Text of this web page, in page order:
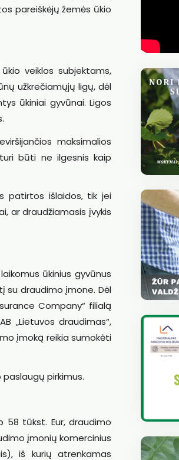
pareiškėjų žemės ūkio
veiklos subjektams,
užkrečiamųjų ligų, dėl
ūkiniai gyvūnai. Ligos
maksimalios
būti ne ilgesnis kaip
patirtos išlaidos, tik jei
ar draudžiamasis įvykis
ūkinius gyvūnus
su draudimo įmone. Dėl
Company“ filialą
„Lietuvos draudimas“,
įmoką reikia sumokėti
pirkimus.
58 tūkst. Eur, draudimo
įmonių komercinius
iš kurių atrenkamas